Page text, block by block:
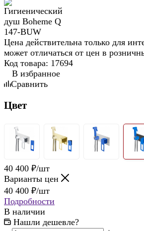
Цена действительна только для
может отличаться от цен в
Код товара: 17694
В избранное
Сравнить
Цвет
40 400 ₽/шт
Варианты цен
40 400 ₽/шт
Подробности
В наличии
Нашли дешевле?